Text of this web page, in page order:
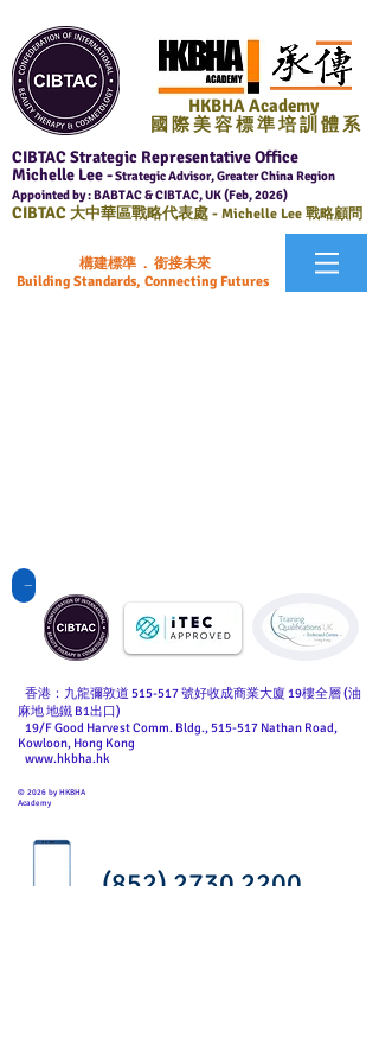
HKBHA Academy
國 際 美 容 標 準 培 訓 體 系
CIBTAC Strategic Representative Office
Michelle Lee -Strategic Advisor, Greater China Region
Appointed by : BABTAC & CIBTAC, UK (Feb, 2026)
CIBTAC大中華區戰略代表處 - Michelle Lee 戰略顧問
構建標準 . 銜接未來
Building Standards, Connecting Futures
擊查看國際課程
香港：九龍彌敦道 515-517 號好收成商業大廈 19樓全層 (油
麻地 地鐵 B1出口)
19/F Good Harvest Comm. Bldg., 515-517 Nathan Road,
Kowloon, Hong Kong
www.hkbha.hk
© 2026 by HKBHA
Academy
(852) 2730 2200